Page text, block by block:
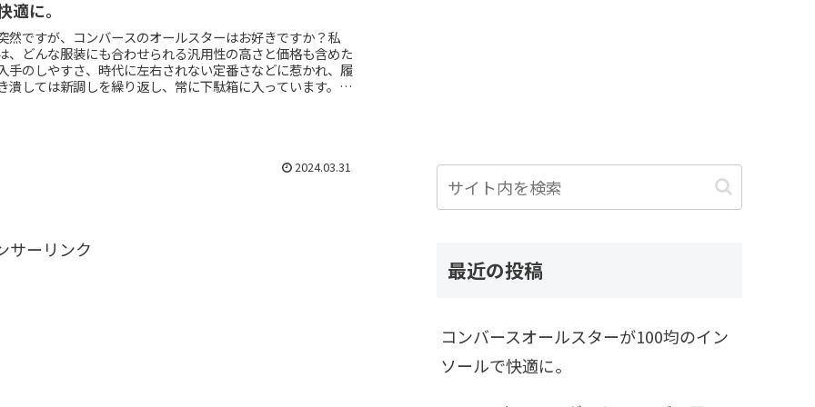
適に。
然ですが、コンバースのオールスターはお好きですか？私
、どんな服装にも合わせられる汎用性の高さと価格も含めた
手のしやすさ、時代に左右されない定番さなどに惹かれ、履
潰しては新調しを繰り返し、常に下駄箱に入っています。
2024.03.31
サーリンク
最近の投稿
コンバースオールスターが100均のイン
ソールで快適に。